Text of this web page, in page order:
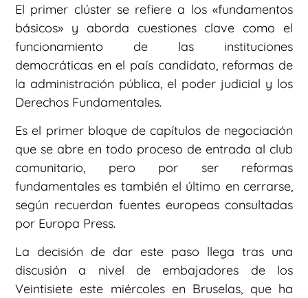
El primer clúster se refiere a los «fundamentos
básicos» y aborda cuestiones clave como el
funcionamiento de las instituciones
democráticas en el país candidato, reformas de
la administración pública, el poder judicial y los
Derechos Fundamentales.
Es el primer bloque de capítulos de negociación
que se abre en todo proceso de entrada al club
comunitario, pero por ser reformas
fundamentales es también el último en cerrarse,
según recuerdan fuentes europeas consultadas
por Europa Press.
La decisión de dar este paso llega tras una
discusión a nivel de embajadores de los
Veintisiete este miércoles en Bruselas, que ha